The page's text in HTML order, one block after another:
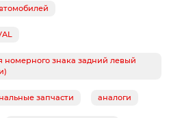
номерного знака задний левый
запчасти аналоги